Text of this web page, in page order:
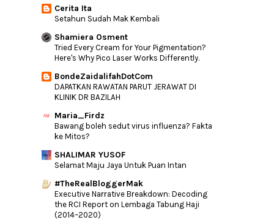
Hanangell Serum Picagari Yang Unik
Tanda - Tanda Awal Strok Haba
Tak Perlu Nak Catu Sangatlah!
Pengalaman Bercuti Di Grand Lexis Port
Dickson - P...
Wanita Terbahagia
5 Zikir Pembuka Rezeki
Bukan Cool Tapi Kool
Pi Mai FM Dan Bertukar Ke Cool FM
Wordless : Erti Hidup
Kempen Derma Buku anjuran PROGRESS
SMART Selangor
Wordless: Stay Positive
Cerita Ita
Setahun Sudah Mak Kembali
Shamiera Osment
Tried Every Cream for Your Pigmentation?
Here's Why Pico Laser Works Differently.
BondeZaidalifahDotCom
DAPATKAN RAWATAN PARUT JERAWAT DI
KLINIK DR BAZILAH
Maria_Firdz
Bawang boleh sedut virus influenza? Fakta
ke Mitos?
SHALIMAR YUSOF
Selamat Maju Jaya Untuk Puan Intan
#TheRealBloggerMak
Executive Narrative Breakdown: Decoding
the RCI Report on Lembaga Tabung Haji
(2014–2020)